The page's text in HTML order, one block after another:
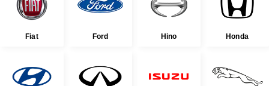
Fiat Ford Hino Honda